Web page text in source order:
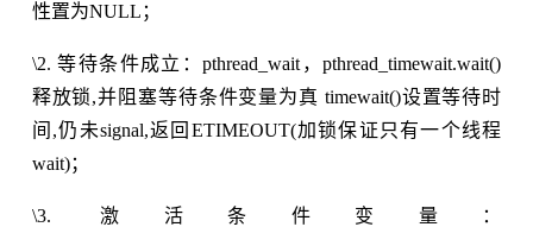
性置为NULL；
\2. 等待条件成立：pthread_wait，pthread_timewait.wait()
释放锁,并阻塞等待条件变量为真 timewait()设置等待时
间,仍未signal,返回ETIMEOUT(加锁保证只有一个线程
wait)；
\3. 激活条件变量：